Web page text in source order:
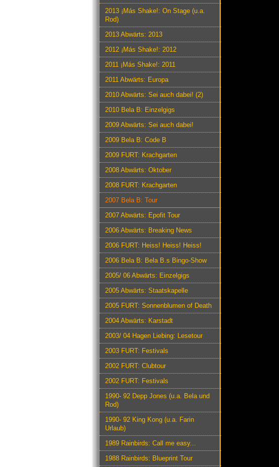
2013 ¡Más Shake!: On Stage (u.a.
Rod)
2013 Abwärts: 2013
2012 ¡Más Shake!: 2012
2011 ¡Más Shake!: 2011
2011 Abwärts: Europa
2010 Abwärts: Sei auch dabei! (2)
2010 Bela B: Einzelgigs
2009 Abwärts: Sei auch dabei!
2009 Bela B: Code B
2009 FURT: Krachgarten
2008 Abwärts: Oktober
2008 FURT: Krachgarten
2007 Bela B: Tour
2007 Abwärts: Epofit Tour
2006 Abwärts: Breaking News
2006 FURT: Heiss! Heiss! Heiss!
2006 Bela B: Bela B.s Bingo-Show
2005/ 06 Abwärts: Einzelgigs
2005 Abwärts: Staatskapelle
2005 FURT: Sonnenblumen of Death
2004 Abwärts: Karstadt
2003/ 04 Hagen Liebing: Lesetour
2003 FURT: Festivals
2002 FURT: Clubtour
2002 FURT: Festivals
1990- 92 Depp Jones (u.a. Bela und
Rod)
1990- 92 King Kong (u.a. Farin
Urlaub)
1989 Rainbirds: Call me easy...
1988 Rainbirds: Blueprint Tour